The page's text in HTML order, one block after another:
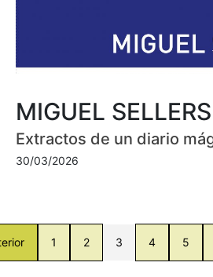
MIGUEL SELLERS
Extractos de un diario
30/03/2026
1 2 3 4 5